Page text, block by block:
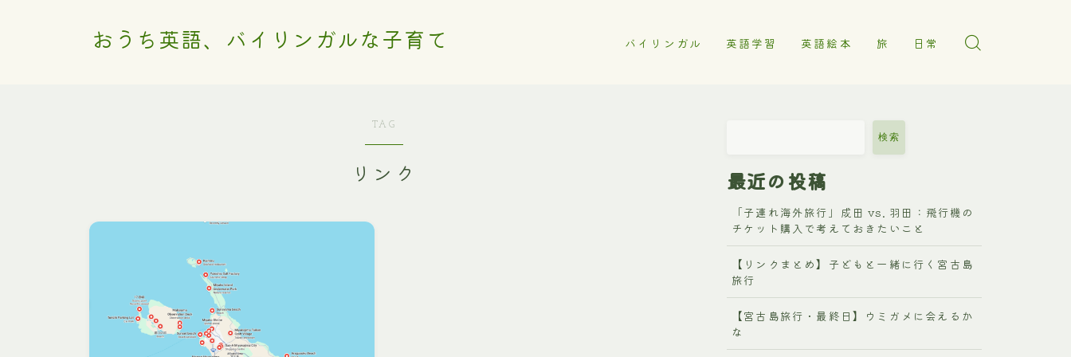
おうち英語、バイリンガルな子育て バイリンガル 英語学習 英語絵本 旅 日常
TAG
リンク
検索
最近の投稿
「子連れ海外旅行」成田 vs. 羽田：飛行機の
チケット購入で考えておきたいこと
【リンクまとめ】子どもと一緒に行く宮古島
旅行
【宮古島旅行・最終日】ウミガメに会えるか
な